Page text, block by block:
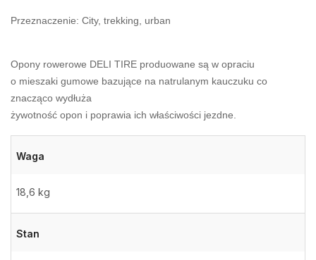
Przeznaczenie: City, trekking, urban
Opony rowerowe DELI TIRE produowane są w opraciu
o mieszaki gumowe bazujące na natrulanym kauczuku co
znacząco wydłuża
żywotność opon i poprawia ich właściwości jezdne.
Waga
18,6 kg
Stan